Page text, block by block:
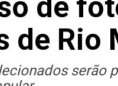
de
de Rio
serão